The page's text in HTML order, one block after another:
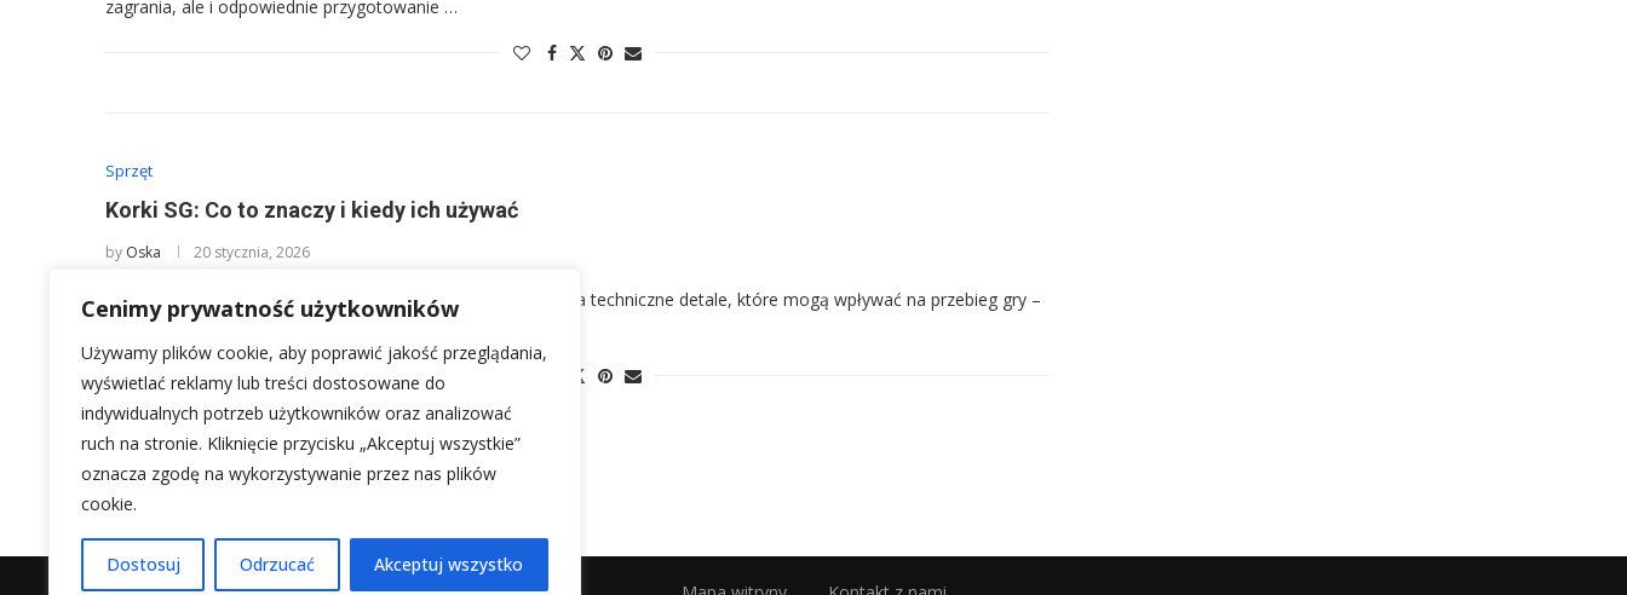
Cenimy prywatność użytkowników
Używamy plików cookie, aby poprawić jakość przeglądania,
wyświetlać reklamy lub treści dostosowane do
indywidualnych potrzeb użytkowników oraz analizować
ruch na stronie. Kliknięcie przycisku „Akceptuj wszystkie”
oznacza zgodę na wykorzystywanie przez nas plików
cookie.
Dostosuj Odrzucać Akceptuj wszystko
zagrania, ale i odpowiednie przygotowanie …
Sprzęt
Korki SG: Co to znaczy i kiedy ich używać
by Oska 20 stycznia, 2026
Kiedy analizujemy statystyki i rankingi, często napotykamy na techniczne detale, które mogą wpływać na przebieg gry –
jednym z nich są korki …
1 2